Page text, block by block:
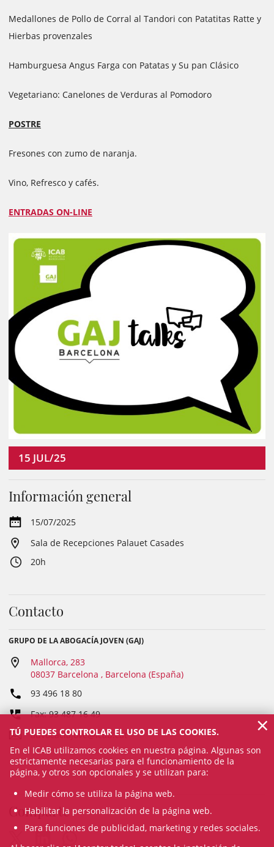
Medallones de Pollo de Corral al Tandori con Patatitas Ratte y
Hierbas provenzales
Hamburguesa Angus Farga con Patatas y Su pan Clásico
Vegetariano: Canelones de Verduras al Pomodoro
POSTRE
Fresones con zumo de naranja.
Vino, Refresco y cafés.
ENTRADAS ON-LINE
15 JUL/25
Información general
15/07/2025
Sala de Recepciones Palauet Casades
20h
Contacto
GRUPO DE LA ABOGACÍA JOVEN (GAJ)
Mallorca, 283
08037 Barcelona , Barcelona (España)
93 496 18 80
Fax: 93 487 16 49
advocaciajove@icab.cat
Comparte
TÚ PUEDES CONTROLAR EL USO DE LAS COOKIES.
En el ICAB utilizamos cookies en nuestra página. Algunas son
estrictamente necesarias para el funcionamiento de la
página, y otros son opcionales y se utilizan para:
Medir cómo se utiliza la página web.
Habilitar la personalización de la página web.
Para funciones de publicidad, marketing y redes sociales.
×